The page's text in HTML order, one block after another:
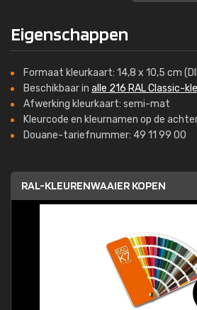
Eigenschappen
Formaat kleurkaart: 14,8 x 10,5 cm
Beschikbaar in alle 216 RAL Classic-
Afwerking kleurkaart: semi-mat
Kleurcode en kleurnamen op de
Douane-tariefnummer: 49 11 99 00
RAL-KLEURENWAAIER KOPEN